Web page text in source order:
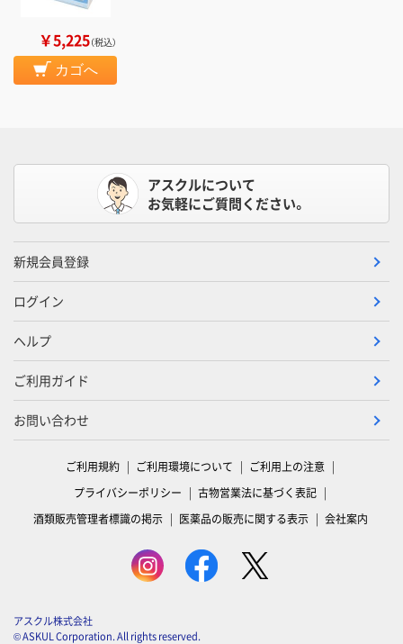
￥5,225（税込）
カゴへ
アスクルについて
お気軽にご質問ください。
新規会員登録
ログイン
ヘルプ
ご利用ガイド
お問い合わせ
ご利用規約 ご利用環境について
ご利用上の注意
プライバシーポリシー
古物営業法に基づく表記
酒類販売管理者標識の掲示
医薬品の販売に関する表示 会社案内
アスクル株式会社
© ASKUL Corporation. All rights reserved.